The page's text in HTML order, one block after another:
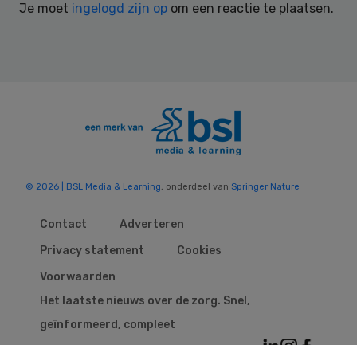
Je moet ingelogd zijn op om een reactie te plaatsen.
© 2026 | BSL Media & Learning, onderdeel van Springer Nature
Contact
Adverteren
Privacy statement
Cookies
Voorwaarden
Het laatste nieuws over de zorg. Snel,
geïnformeerd, compleet